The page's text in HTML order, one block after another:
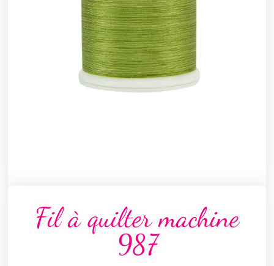
Fil à quilter machine
987